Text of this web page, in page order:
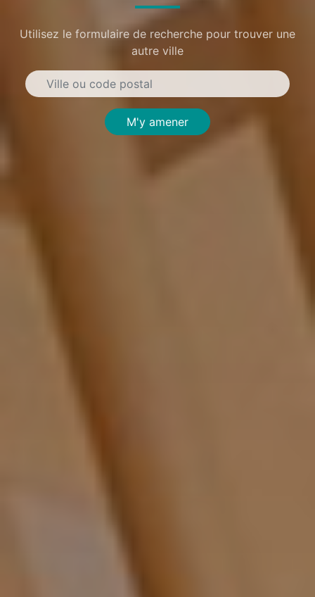
Utilisez le formulaire de recherche pour trouver une
autre ville
M'y amener